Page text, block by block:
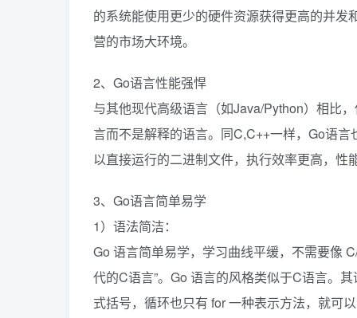
的系统能使用更少的硬件资源获得更高的并
营的市场大环境。
2、Go语言性能强悍
与其他现代高级语言（如Java/Python）相比
言而不是解释的语言。同C,C++一样，Go语
以直接运行的二进制文件，执行效率更高，性
3、Go语言简单易学
1）语法简洁：
Go 语言简单易学，学习曲线平缓，不需要像
代的C语言”。Go 语言的风格类似于C语言。
式括号，循环也只有 for 一种表示方法，就可